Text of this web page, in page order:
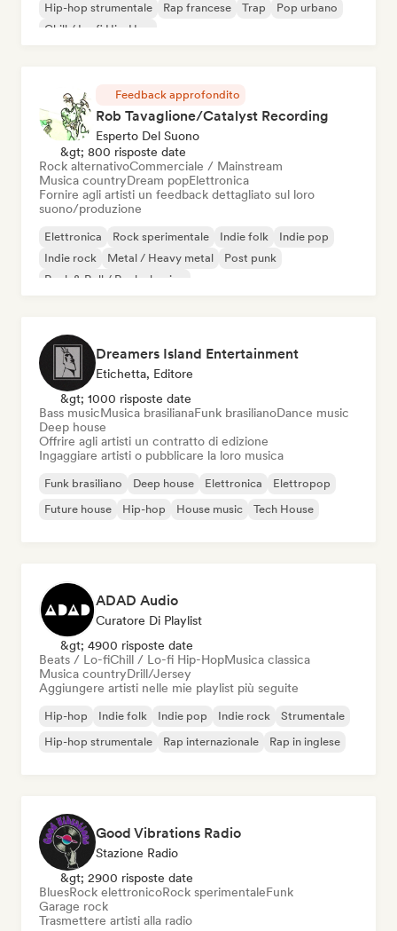
Hip-hop strumentale
Rap francese Trap
Pop urbano
Chill / Lo-fi Hip-Hop
Feedback approfondito
Rob Tavaglione/Catalyst Recording
Esperto Del Suono
&gt; 800 risposte date
Rock alternativoCommerciale / Mainstream
Musica countryDream popElettronica
Fornire agli artisti un feedback dettagliato sul loro
suono/produzione
Elettronica Rock sperimentale Indie folk
Indie pop
Indie rock
Metal / Heavy metal
Post punk
Rock & Roll / Rock classico
Dreamers Island Entertainment
Etichetta, Editore
&gt; 1000 risposte date
Bass musicMusica brasilianaFunk brasilianoDance music
Deep house
Offrire agli artisti un contratto di edizione
Ingaggiare artisti o pubblicare la loro musica
Funk brasiliano Deep house Elettronica
Elettropop
Future house
Hip-hop House music Tech House
ADAD Audio
Curatore Di Playlist
&gt; 4900 risposte date
Beats / Lo-fiChill / Lo-fi Hip-HopMusica classica
Musica countryDrill/Jersey
Aggiungere artisti nelle mie playlist più seguite
Hip-hop Indie folk Indie pop Indie rock
Strumentale
Hip-hop strumentale
Rap internazionale Rap in inglese
Good Vibrations Radio
Stazione Radio
&gt; 2900 risposte date
BluesRock elettronicoRock sperimentaleFunk
Garage rock
Trasmettere artisti alla radio